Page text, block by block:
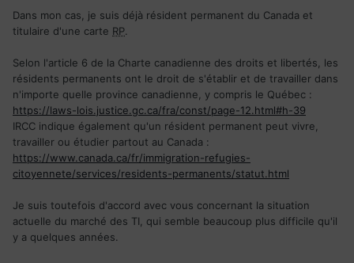
Dans mon cas, je suis déjà résident permanent du Canada et
titulaire d'une carte RP.
Selon l'article 6 de la Charte canadienne des droits et libertés, les
résidents permanents ont le droit de s'établir et de travailler dans
n'importe quelle province canadienne, y compris le Québec :
https://laws-lois.justice.gc.ca/fra/const/page-12.html#h-39
IRCC indique également qu'un résident permanent peut vivre,
travailler ou étudier partout au Canada :
https://www.canada.ca/fr/immigration-refugies-
citoyennete/services/residents-permanents/statut.html
Je suis toutefois d'accord avec vous concernant la situation
actuelle du marché des TI, qui semble beaucoup plus difficile qu'il
y a quelques années.